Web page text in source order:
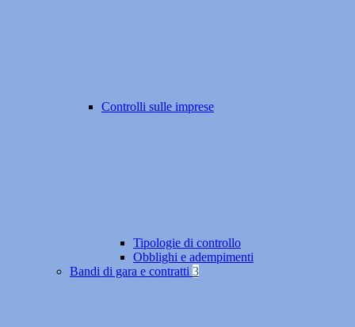
Controlli sulle imprese
Tipologie di controllo
Obblighi e adempimenti
Bandi di gara e contratti 3